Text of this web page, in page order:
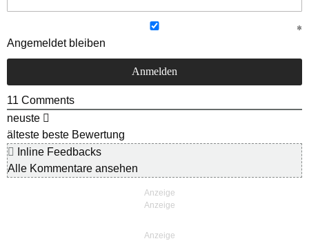
Angemeldet bleiben
11 Comments
neuste
älteste beste Bewertung
Inline Feedbacks
Alle Kommentare ansehen
Anzeige